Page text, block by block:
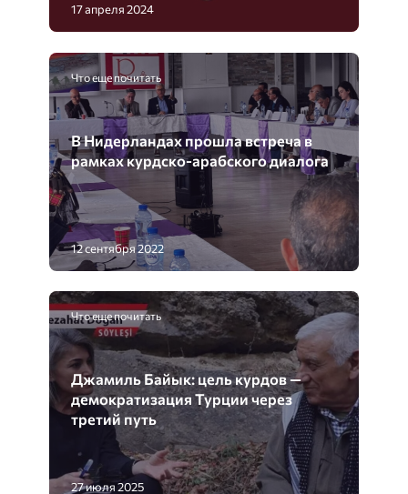
12 сентября 2022
Что еще почитать
Джамиль Байык: цель курдов —
третий путь
27 июля 2025
Что еще почитать